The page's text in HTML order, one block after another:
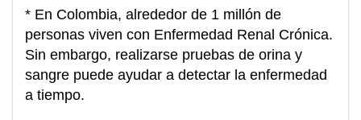
* En Colombia, alrededor de 1 millón de
personas viven con Enfermedad Renal Crónica.
Sin embargo, realizarse pruebas de orina y
sangre puede ayudar a detectar la enfermedad
a tiempo.